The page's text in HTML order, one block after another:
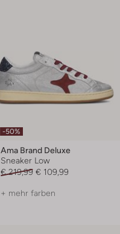
-50%
Ama Brand Deluxe
Sneaker Low
€ 219,99 € 109,99
+ mehr farben